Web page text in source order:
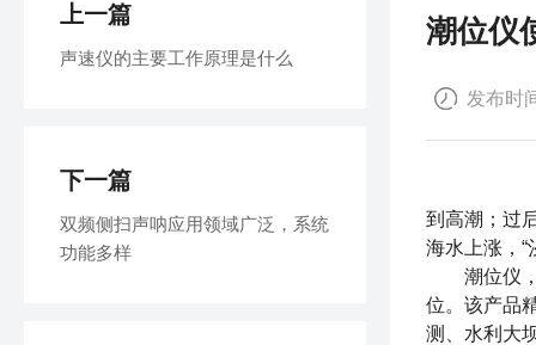
潮位仪
发布时
到高潮；过
海水上涨，
潮位仪，
位。该产品
测、水利大
上一篇
声速仪的主要工作原理是什么
下一篇
双频侧扫声呐应用领域广泛，系统
功能多样